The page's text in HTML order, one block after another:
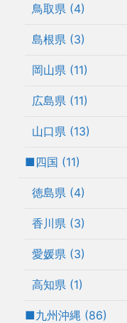
鳥取県 (4)
島根県 (3)
岡山県 (11)
広島県 (11)
山口県 (13)
■四国 (11)
徳島県 (4)
香川県 (3)
愛媛県 (3)
高知県 (1)
■九州沖縄 (86)